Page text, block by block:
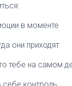
в моменте
они приходят
тебе на самом